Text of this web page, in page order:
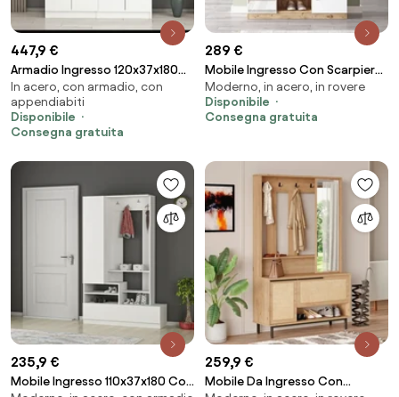
447,9 €
Armadio Ingresso 120x37x180
Con Ganci Appendiabiti Dante
Bianco
In acero, con armadio, con
appendiabiti
Disponibile
Consegna gratuita
289 €
Mobile Ingresso Con Scarpiera
Appendiabiti E Specchio
113x35x180 Rovere E Bianco
Roger
Moderno, in acero, in rovere
Disponibile
Consegna gratuita
235,9 €
Mobile Ingresso 110x37x180 Con
259,9 €
Mobile Da Ingresso Con